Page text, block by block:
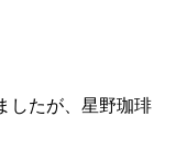
したが、星野珈琲